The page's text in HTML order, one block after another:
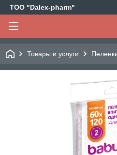
ТОО "Dalex-pharm"
Товары и услуги